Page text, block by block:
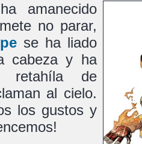
amanecido
no parar,
se ha liado
cabeza y ha
retahíla de
al cielo.
los gustos y